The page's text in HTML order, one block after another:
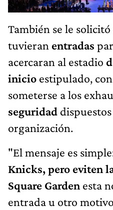
También se le
tuvieran entradas
acercaran al estadio
inicio estipulado,
someterse a los
seguridad
organización.
"El mensaje es
Knicks, pero eviten
Square Garden esta
entrada u otro